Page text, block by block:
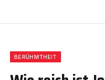
BERÜHMTHEIT